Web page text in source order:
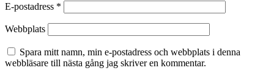
E-postadress *
Webbplats
Spara mitt namn, min e-postadress och webbplats i denna
webbläsare till nästa gång jag skriver en kommentar.